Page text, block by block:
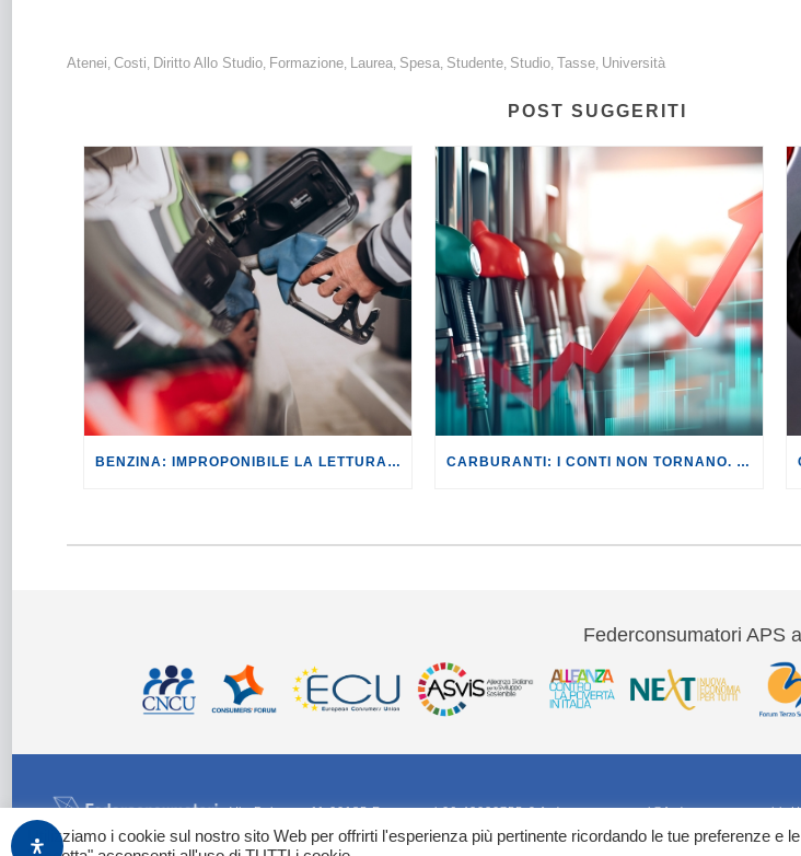
Atenei, Costi, Diritto Allo Studio, Formazione, Laurea, Spesa, Studente, Studio, Tasse, Università
POST SUGGERITI
BENZINA: IMPROPONIBILE LA LETTURA SECONDO CUI PROROGARE IL TAGLIO DELLE ACCISE SIGNIFICA TASSARE TUTTI I CITTADINI. CARBURANTI: I CONTI NON TORNANO. IL TAGLIO DELLE ACCISE ANNULLATO DA AUMENTI FUORI LUOGO.
Federconsumatori APS
Via Palestro 11 00185 Roma - tel 06 42020755-9
Images by Freepiko generate con Adobe Firefly / Nano Banana
Utilizziamo i cookie sul nostro sito Web per offrirti l'esperienza più pertinente ricordando le tue preferenze e